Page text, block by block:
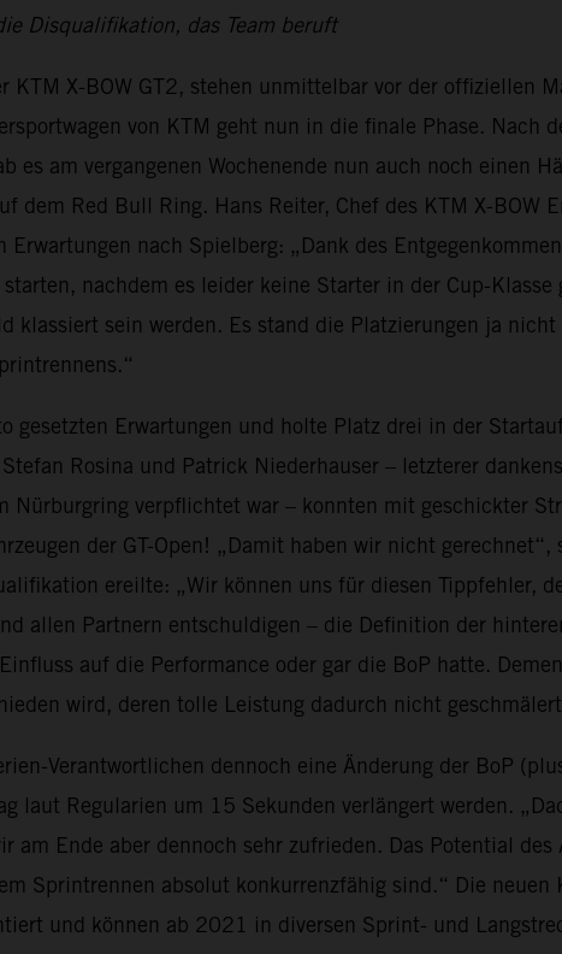
Disqualifikation, das Team beruft
KTM X-BOW GT2, stehen unmittelbar vor der offiziellen
von KTM geht nun in die finale Phase. Nach
es am vergangenen Wochenende nun auch noch einen
dem Red Bull Ring. Hans Reiter, Chef des KTM X-BOW
nach Spielberg: „Dank des
nachdem es leider keine Starter in der Cup-
sein werden. Es stand die Platzierungen ja
Erwartungen und holte Platz drei in der
Rosina und Patrick Niederhauser – letzterer
Nürburgring verpflichtet war – konnten mit geschickter
der GT-Open! „Damit haben wir nicht
ereilte: „Wir können uns für diesen Tippfehler,
allen Partnern entschuldigen – die Definition der
auf die Performance oder gar die BoP hatte.
wird, deren tolle Leistung dadurch nicht
Verantwortlichen dennoch eine Änderung der BoP
laut Regularien um 15 Sekunden verlängert werden.
am Ende aber dennoch sehr zufrieden. Das Potential
Sprintrennen absolut konkurrenzfähig sind.“ Die neuen
und können ab 2021 in diversen Sprint- und